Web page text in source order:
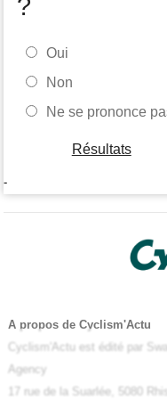
?
Oui
Non
Ne se prononce
Résultats
-
A propos de Cyclism'Actu
Cyclism'Actu est édité par
Agency
17 rue de la Suarlée, 5080